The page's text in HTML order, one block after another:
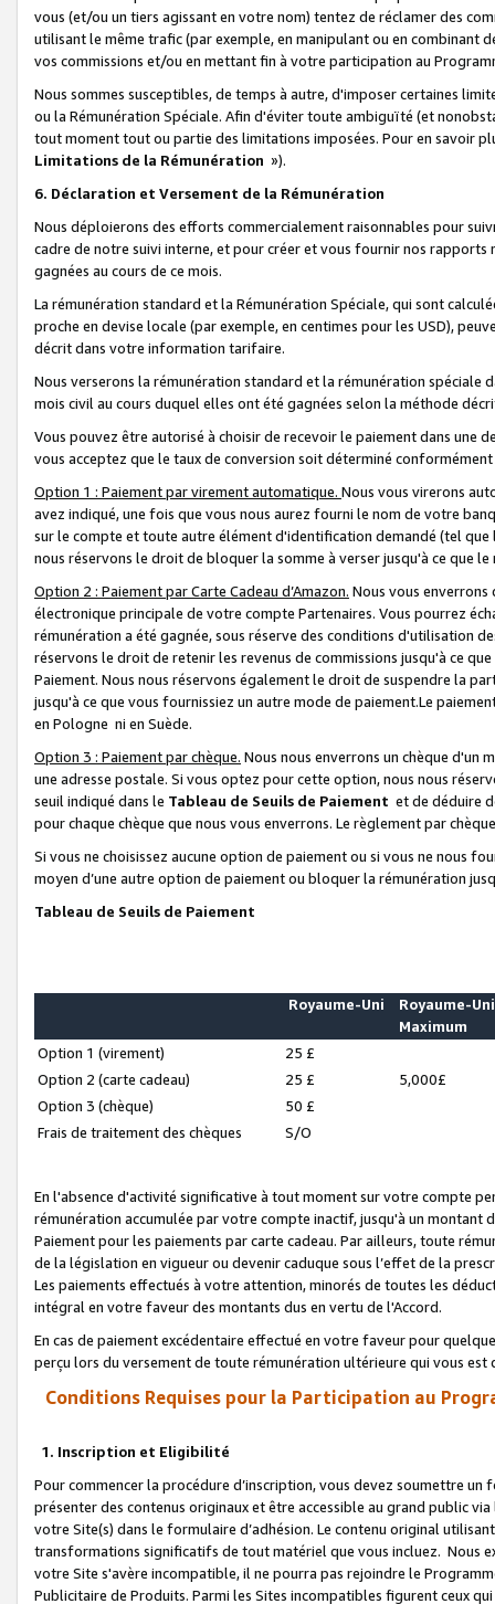
vous (et/ou un tiers agissant en votre nom) tentez de réclamer des
utilisant le même trafic (par exemple, en manipulant ou en combinant
vos commissions et/ou en mettant fin à votre participation au
Nous sommes susceptibles, de temps à autre, d'imposer certaines
ou la Rémunération Spéciale. Afin d'éviter toute ambiguïté (et
tout moment tout ou partie des limitations imposées. Pour en savoir
Limitations de la Rémunération »).
6. Déclaration et Versement de la Rémunération
Nous déploierons des efforts commercialement raisonnables pour
cadre de notre suivi interne, et pour créer et vous fournir nos
gagnées au cours de ce mois.
La rémunération standard et la Rémunération Spéciale, qui sont
proche en devise locale (par exemple, en centimes pour les USD),
décrit dans votre information tarifaire.
Nous verserons la rémunération standard et la rémunération spéciale
mois civil au cours duquel elles ont été gagnées selon la méthode
Vous pouvez être autorisé à choisir de recevoir le paiement dans une
vous acceptez que le taux de conversion soit déterminé
Option 1 : Paiement par virement automatique. Nous vous virerons
avez indiqué, une fois que vous nous aurez fourni le nom de votre
sur le compte et toute autre élément d'identification demandé (tel que
nous réservons le droit de bloquer la somme à verser jusqu'à ce que
Option 2 : Paiement par Carte Cadeau d’Amazon. Nous vous
électronique principale de votre compte Partenaires. Vous pourrez
rémunération a été gagnée, sous réserve des conditions d'utilisation
réservons le droit de retenir les revenus de commissions jusqu'à ce
Paiement. Nous nous réservons également le droit de suspendre la
jusqu'à ce que vous fournissiez un autre mode de paiement.Le
en Pologne ni en Suède.
Option 3 : Paiement par chèque. Nous nous enverrons un chèque d'un
une adresse postale. Si vous optez pour cette option, nous nous
seuil indiqué dans le Tableau de Seuils de Paiement et de déduire
pour chaque chèque que nous vous enverrons. Le règlement par
Si vous ne choisissez aucune option de paiement ou si vous ne nous
moyen d’une autre option de paiement ou bloquer la rémunération
Tableau de Seuils de Paiement
Royaume-Uni
Royaume-Uni
Maximum
Option 1 (virement)
25 £
Option 2 (carte cadeau)
25 £
5,000£
Option 3 (chèque)
50 £
Frais de traitement des chèques
S/O
En l'absence d'activité significative à tout moment sur votre compte
rémunération accumulée par votre compte inactif, jusqu'à un montant
Paiement pour les paiements par carte cadeau. Par ailleurs, toute
de la législation en vigueur ou devenir caduque sous l’effet de la
Les paiements effectués à votre attention, minorés de toutes les
intégral en votre faveur des montants dus en vertu de l'Accord.
En cas de paiement excédentaire effectué en votre faveur pour
perçu lors du versement de toute rémunération ultérieure qui vous est
Conditions Requises pour la Participation au
1. Inscription et Eligibilité
Pour commencer la procédure d’inscription, vous devez soumettre
présenter des contenus originaux et être accessible au grand public
votre Site(s) dans le formulaire d’adhésion. Le contenu original
transformations significatifs de tout matériel que vous incluez. Nous
votre Site s'avère incompatible, il ne pourra pas rejoindre le
Publicitaire de Produits. Parmi les Sites incompatibles figurent ceux